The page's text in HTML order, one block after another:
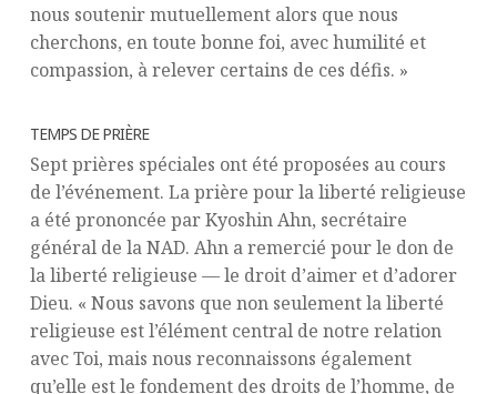
nous soutenir mutuellement alors que nous
cherchons, en toute bonne foi, avec humilité et
compassion, à relever certains de ces défis. »
TEMPS DE PRIÈRE
Sept prières spéciales ont été proposées au cours
de l’événement. La prière pour la liberté religieuse
a été prononcée par Kyoshin Ahn, secrétaire
général de la NAD. Ahn a remercié pour le don de
la liberté religieuse — le droit d’aimer et d’adorer
Dieu. « Nous savons que non seulement la liberté
religieuse est l’élément central de notre relation
avec Toi, mais nous reconnaissons également
qu’elle est le fondement des droits de l’homme, de